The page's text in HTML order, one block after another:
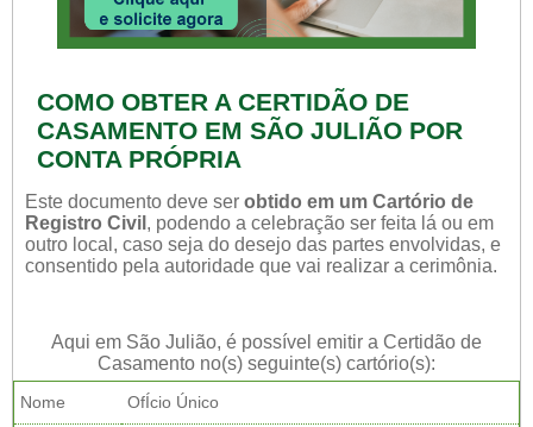
COMO OBTER A CERTIDÃO DE
CASAMENTO EM SÃO JULIÃO POR
CONTA PRÓPRIA
Este documento deve ser obtido em um Cartório de
Registro Civil , podendo a celebração ser feita lá ou em
outro local, caso seja do desejo das partes envolvidas, e
consentido pela autoridade que vai realizar a cerimônia.
Aqui em São Julião, é possível emitir a Certidão de
Casamento no(s) seguinte(s) cartório(s):
Nome OfÍcio Único